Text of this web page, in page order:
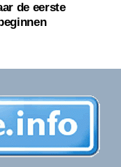
de eerste